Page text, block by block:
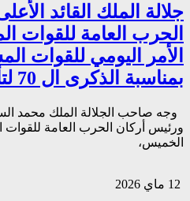
جلالة الملك القائد
الحرب العامة للقوات
الأمر اليومي للقوات
بمناسبة الذكرى ال 70 لتأسيسها
وجه صاحب الجلالة الملك محمد
ورئيس أركان الحرب العامة للقوات
الخميس،